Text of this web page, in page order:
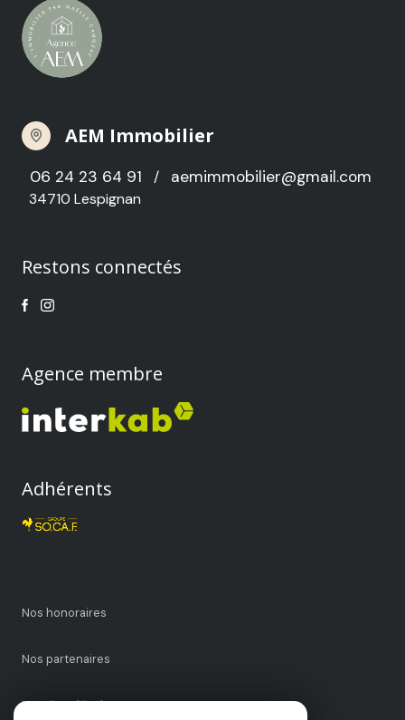
AEM Immobilier
06 24 23 64 91 / aemimmobilier@gmail.com
34710 Lespignan
Restons connectés
Agence membre
Adhérents
Nos honoraires
Nos partenaires
Mentions légales